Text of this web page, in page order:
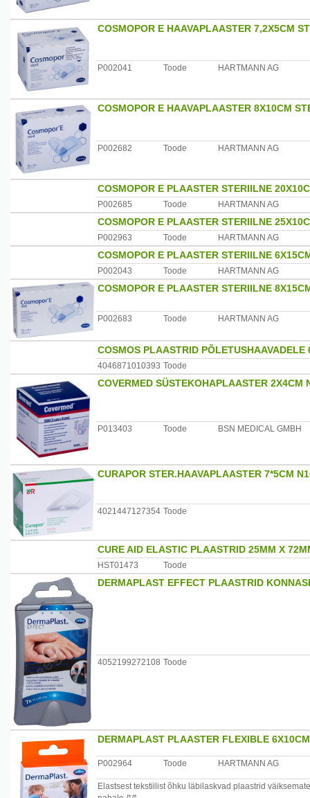
COSMOPOR E HAAVAPLAASTER 7,2X5CM
P002041 Toode HARTMANN AG
COSMOPOR E HAAVAPLAASTER 8X10CM
P002682 Toode HARTMANN AG
COSMOPOR E PLAASTER STERIILNE
P002685 Toode HARTMANN AG
COSMOPOR E PLAASTER STERIILNE
P002963 Toode HARTMANN AG
COSMOPOR E PLAASTER STERIILNE
P002043 Toode HARTMANN AG
COSMOPOR E PLAASTER STERIILNE
P002683 Toode HARTMANN AG
COSMOS PLAASTRID PÕLETUSHAAVADELE
4046871010393 Toode
COVERMED SÜSTEKOHAPLAASTER 2X4CM
P013403 Toode BSN MEDICAL GMBH
CURAPOR STER.HAAVAPLAASTER 7*5CM
4021447127354 Toode
CURE AID ELASTIC PLAASTRID 25MM X
HST01473 Toode
DERMAPLAST EFFECT PLAASTRID
4052199272108 Toode
DERMAPLAST PLAASTER FLEXIBLE
P002964 Toode HARTMANN AG
Elastsest tekstiilist õhku läbilaskvad plaastrid